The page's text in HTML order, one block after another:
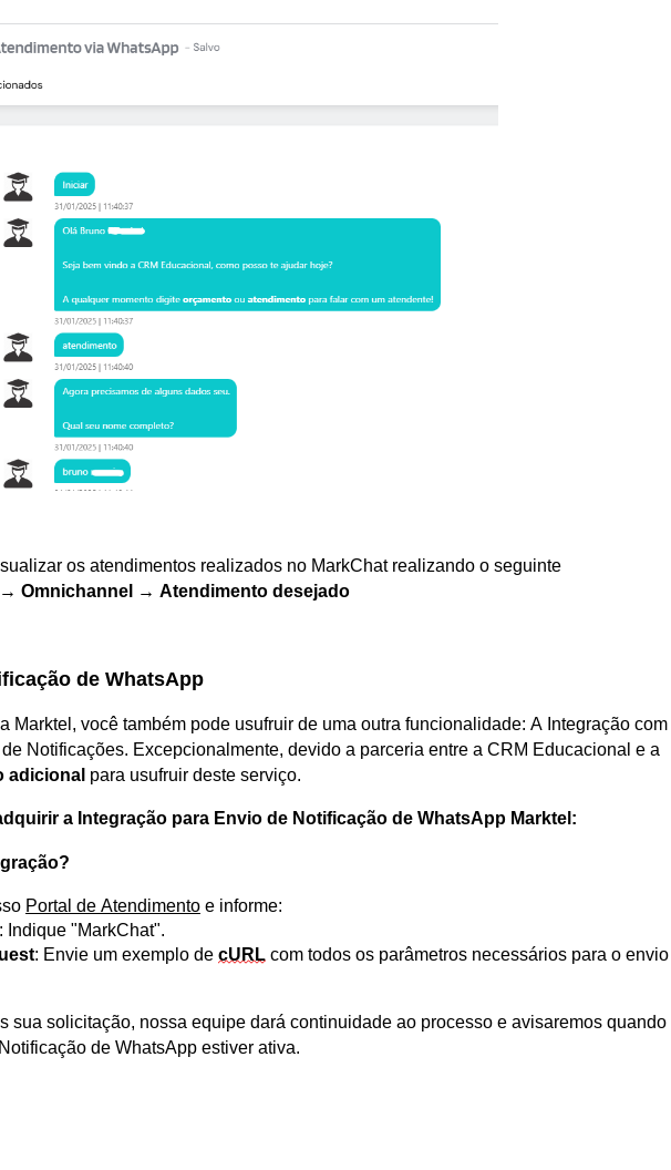
os atendimentos realizados no MarkChat realizando o seguinte
Omnichannel → Atendimento desejado
de WhatsApp
Marktel , você também pode usufruir de uma outra funcionalidade: A Integração com
Notificações. Excepcionalmente, devido a parceria entre a CRM Educacional e a
adicional para usufruir deste serviço.
a Integração para Envio de Notificação de WhatsApp Marktel :
Portal de Atendimento e informe:
: Indique "MarkChat".
: Envie um exemplo de cURL com todos os parâmetros necessários para o
sua solicitação, nossa equipe dará continuidade ao processo e avisaremos quando
de WhatsApp estiver ativa.